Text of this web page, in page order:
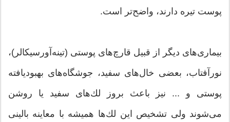
پوست تیره دارند، واضح‌تر است.
بیماری‌های دیگر از قبیل قارچ‌های پوستی (تینه‌آورسیكالر)،
نورآفتاب، بعضی خال‌های سفید، جوشگاه‌های بهبودیافته
پوستی و ... نیز باعث بروز لك‌های سفید یا روشن
می‌شوند ولی تشخیص این‌ لك‌ها همیشه با معاینه بالینی